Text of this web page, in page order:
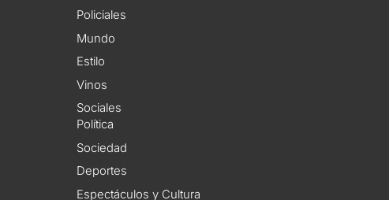
Policiales
Mundo
Estilo
Vinos
Sociales
Política
Sociedad
Deportes
Espectáculos y Cultura